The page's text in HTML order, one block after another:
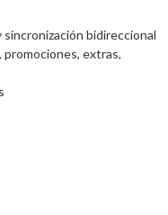
bidireccional
promociones, extras,